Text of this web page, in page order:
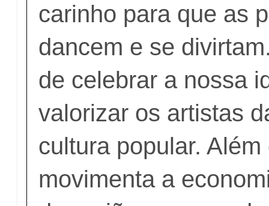
carinho para que as
dancem e se
de celebrar a nossa
valorizar os artistas
cultura popular.
movimenta a